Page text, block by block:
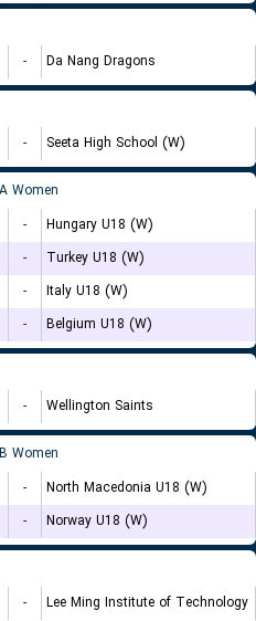
- Da Nang Dragons
- Seeta High School (W)
Women
-
Hungary U18 (W)
-
Turkey U18 (W)
-
Italy U18 (W)
- Belgium U18 (W)
- Wellington Saints
Women
-
North Macedonia U18 (W)
- Norway U18 (W)
- Lee Ming Institute of Technology